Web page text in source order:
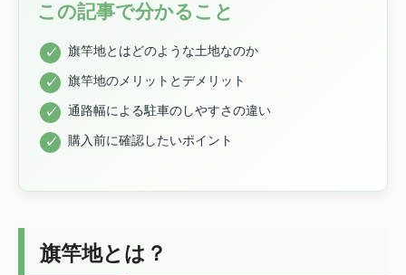
この記事で分かること
旗竿地とはどのような土地なのか
旗竿地のメリットとデメリット
通路幅による駐車のしやすさの違い
購入前に確認したいポイント
旗竿地とは？